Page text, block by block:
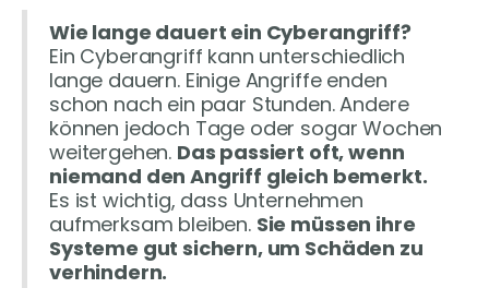
Wie lange dauert ein Cyberangriff?
Ein Cyberangriff kann unterschiedlich
lange dauern. Einige Angriffe enden
schon nach ein paar Stunden. Andere
können jedoch Tage oder sogar Wochen
weitergehen. Das passiert oft, wenn
niemand den Angriff gleich bemerkt.
Es ist wichtig, dass Unternehmen
aufmerksam bleiben. Sie müssen ihre
Systeme gut sichern, um Schäden zu
verhindern.